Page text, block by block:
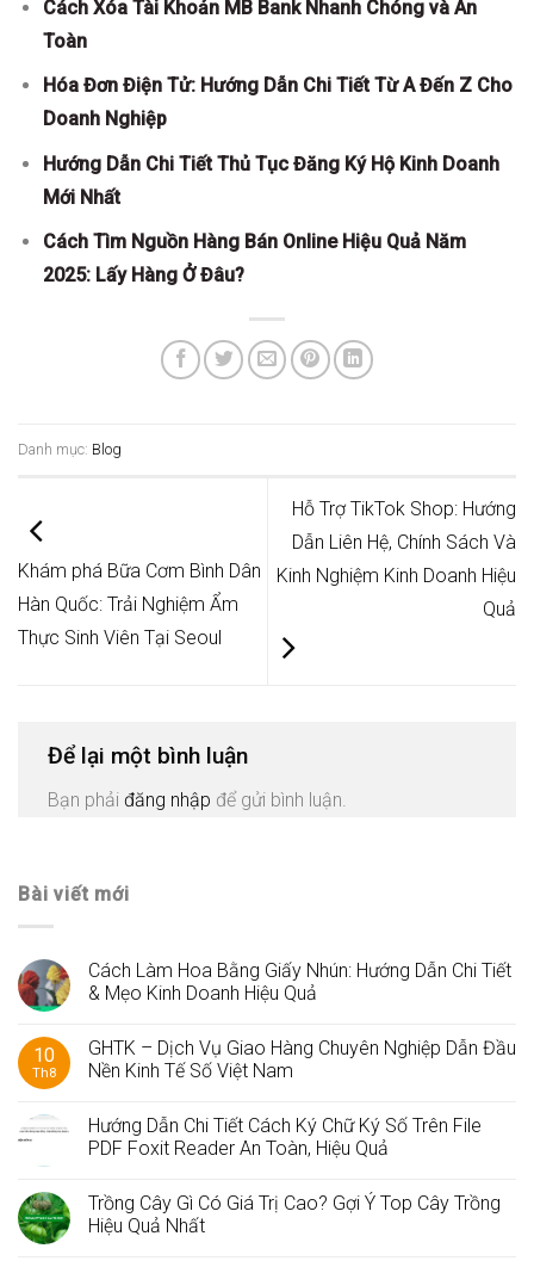
Cách Xóa Tài Khoản MB Bank Nhanh Chóng và An
Toàn
Hóa Đơn Điện Tử: Hướng Dẫn Chi Tiết Từ A Đến Z Cho
Doanh Nghiệp
Hướng Dẫn Chi Tiết Thủ Tục Đăng Ký Hộ Kinh Doanh
Mới Nhất
Cách Tìm Nguồn Hàng Bán Online Hiệu Quả Năm
2025: Lấy Hàng Ở Đâu?
Danh mục: Blog
Khám phá Bữa Cơm Bình Dân
Hàn Quốc: Trải Nghiệm Ẩm
Thực Sinh Viên Tại Seoul
Hỗ Trợ TikTok Shop: Hướng
Dẫn Liên Hệ, Chính Sách Và
Kinh Nghiệm Kinh Doanh Hiệu
Quả
Để lại một bình luận
Bạn phải đăng nhập để gửi bình luận.
Bài viết mới
Cách Làm Hoa Bằng Giấy Nhún: Hướng Dẫn Chi Tiết
& Mẹo Kinh Doanh Hiệu Quả
10
Th8
GHTK – Dịch Vụ Giao Hàng Chuyên Nghiệp Dẫn Đầu
Nền Kinh Tế Số Việt Nam
Hướng Dẫn Chi Tiết Cách Ký Chữ Ký Số Trên File
PDF Foxit Reader An Toàn, Hiệu Quả
Trồng Cây Gì Có Giá Trị Cao? Gợi Ý Top Cây Trồng
Hiệu Quả Nhất